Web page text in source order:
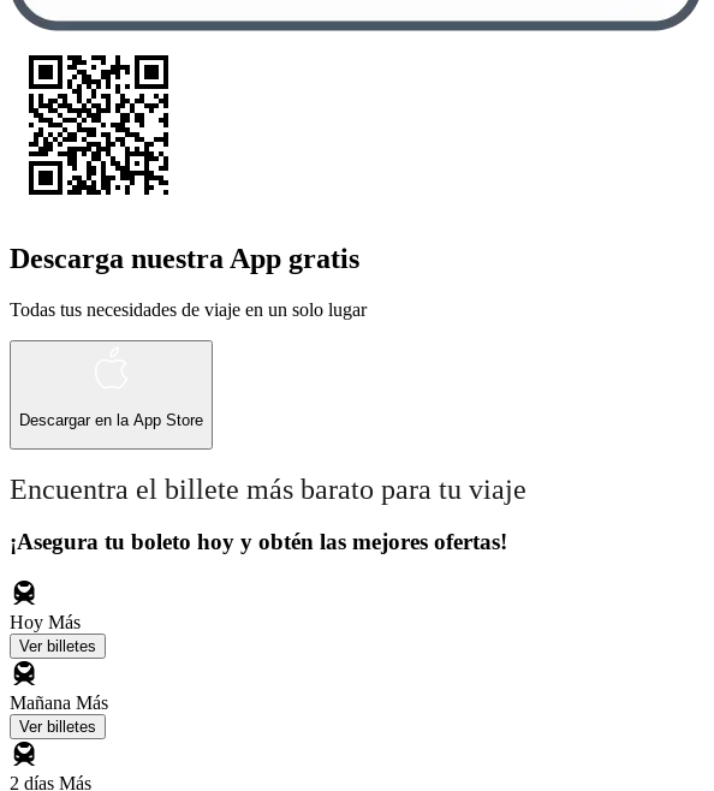
Descarga nuestra App gratis
Todas tus necesidades de viaje en un solo lugar
Descargar en la App Store
Encuentra el billete más barato para tu viaje
¡Asegura tu boleto hoy y obtén las mejores ofertas!
Hoy Más
Ver billetes
Mañana Más
Ver billetes
2 días Más